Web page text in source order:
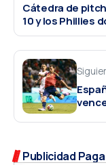
Cátedra de
10 y los Phillies
Publicidad Paga